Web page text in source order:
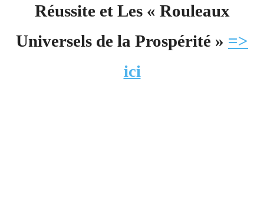
Réussite et Les « Rouleaux
Universels de la Prospérité » =>
ici